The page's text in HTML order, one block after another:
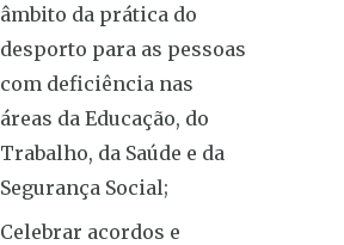
âmbito da prática do
desporto para as pessoas
com deficiência nas
áreas da Educação, do
Trabalho, da Saúde e da
Segurança Social;
Celebrar acordos e